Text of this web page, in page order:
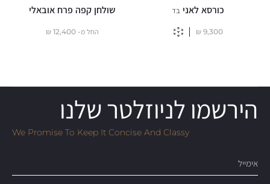
כורסא לאני בד
9,300
₪
שולחן קפה פרח אובאלי
החל מ-12,400
₪
הירשמו לניוזלטר שלנו
We Promise To Keep It Concise And Classy